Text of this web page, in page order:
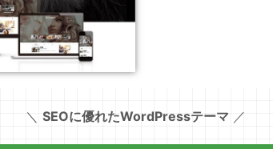
＼ SEOに優れたWordPressテーマ／